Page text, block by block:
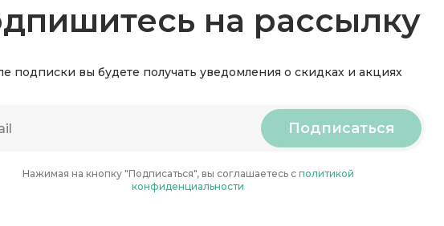
на рассылку
подписки вы будете получать уведомления о скидках и акциях
Подписаться
Нажимая на кнопку "Подписаться", вы соглашаетесь с политикой
конфиденциальности